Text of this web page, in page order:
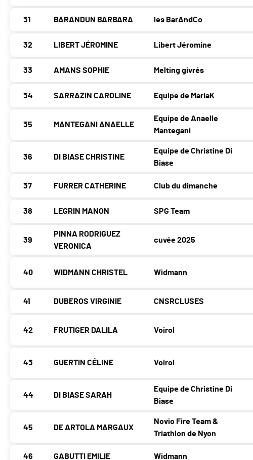
31 BARANDUN BARBARA les BarAndCo
32 LIBERT JÉROMINE Libert Jéromine
33 AMANS SOPHIE Melting givrés
34 SARRAZIN CAROLINE Equipe de MariaK
35 MANTEGANI ANAELLE
Equipe de Anaelle
Mantegani
36 DI BIASE CHRISTINE
Equipe de Christine Di
Biase
37 FURRER CATHERINE Club du dimanche
38 LEGRIN MANON SPG Team
39
PINNA RODRIGUEZ
VERONICA
cuvée 2025
40 WIDMANN CHRISTEL Widmann
41 DUBEROS VIRGINIE CNSRCLUSES
42 FRUTIGER DALILA Voirol
43 GUERTIN CÉLINE Voirol
44 DI BIASE SARAH
Equipe de Christine Di
Biase
45 DE ARTOLA MARGAUX
Novio Fire Team &
Triathlon de Nyon
46 GABUTTI EMILIE Widmann